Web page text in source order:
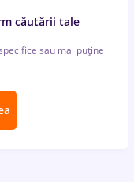
căutării tale
sau mai puține